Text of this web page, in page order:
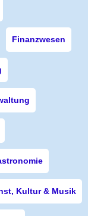
Finanzwesen
Kultur & Musik